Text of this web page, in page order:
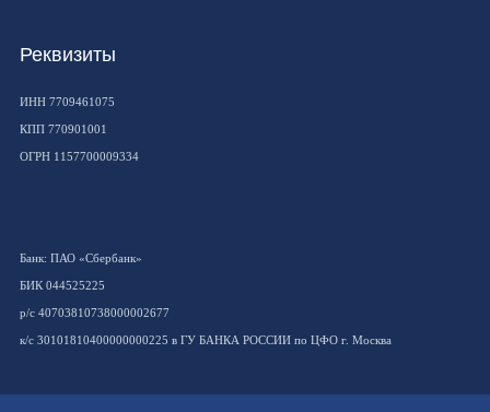
Реквизиты
ИНН 7709461075
КПП 770901001
ОГРН 1157700009334
Банк: ПАО «Сбербанк»
БИК 044525225
р/с 40703810738000002677
к/с 30101810400000000225 в ГУ БАНКА РОССИИ по ЦФО г. Москва